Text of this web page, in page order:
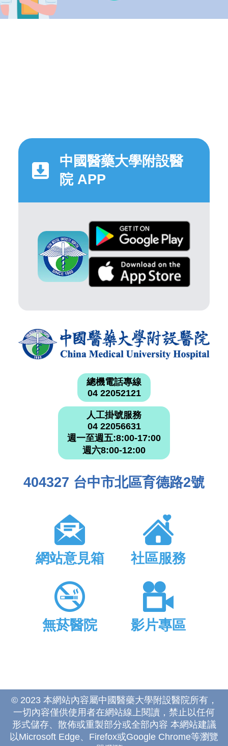
中國醫藥大學附設醫
院 APP
總機電話專線
04 22052121
人工掛號服務
04 22056631
週一至週五:8:00-17:00
週六8:00-12:00
404327 台中市北區育德路2號
網站意見箱 社區服務
無菸醫院 影片專區
© 2023 本網站內容屬中國醫藥大學附設醫院所有，
一切內容僅供使用者在網站線上閱讀，禁止以任何
形式儲存、散佈或重製部分或全部內容 本網站建議
以Microsoft Edge、Firefox或Google Chrome等瀏覽